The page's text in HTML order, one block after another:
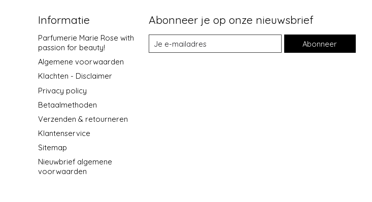
Informatie
Parfumerie Marie Rose with
passion for beauty!
Algemene voorwaarden
Klachten - Disclaimer
Privacy policy
Betaalmethoden
Verzenden & retourneren
Klantenservice
Sitemap
Nieuwbrief algemene
voorwaarden
Abonneer je op onze nieuwsbrief
Abonneer